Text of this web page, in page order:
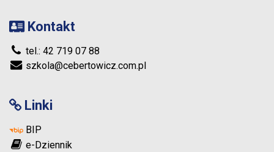
Kontakt
tel.: 42 719 07 88
szkola@cebertowicz.com.pl
Linki
BIP
e-Dziennik